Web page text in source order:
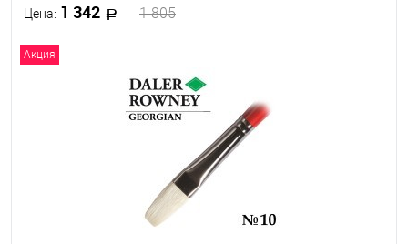
Цена: 1 342 1 805
В наличии
Акция